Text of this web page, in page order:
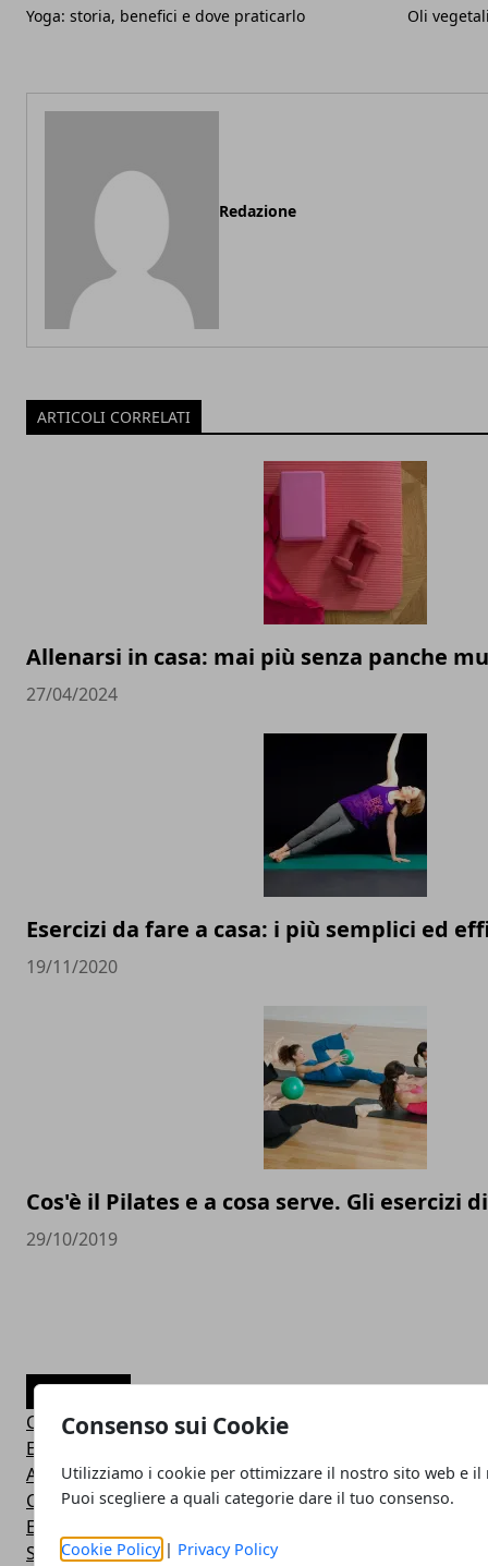
Consenso sui Cookie
Utilizziamo i cookie per ottimizzare il nostro sito web e il
Puoi scegliere a quali categorie dare il tuo consenso.
Cookie Policy| Privacy Policy
Yoga: storia, benefici e dove praticarlo Oli
Redazione
ARTICOLI CORRELATI
Allenarsi in casa: mai più senza panche
27/04/2024
Esercizi da fare a casa: i più semplici ed
19/11/2020
Cos'è il Pilates e a cosa serve. Gli esercizi
29/10/2019
CATEGORIE
Consigli Salute e Benessere
Eventi Sport-Salute-Benessere
Alimentazione e Salute
Consigli e Prodotti Bellezza
Esercizi Ginnastica in Casa
Sintomi Malattie e Cura